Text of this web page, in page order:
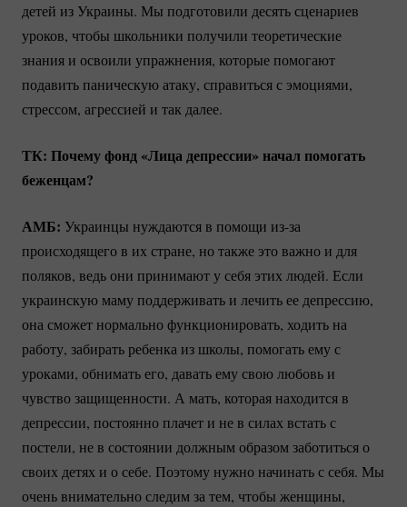
детей из Украины. Мы подготовили десять сценариев
уроков, чтобы школьники получили теоретические
знания и освоили упражнения, которые помогают
подавить паническую атаку, справиться с эмоциями,
стрессом, агрессией и так далее.
ТК: Почему фонд «Лица депрессии» начал помогать
беженцам?
АМБ: Украинцы нуждаются в помощи из-за
происходящего в их стране, но также это важно и для
поляков, ведь они принимают у себя этих людей. Если
украинскую маму поддерживать и лечить ее депрессию,
она сможет нормально функционировать, ходить на
работу, забирать ребенка из школы, помогать ему с
уроками, обнимать его, давать ему свою любовь и
чувство защищенности. А мать, которая находится в
депрессии, постоянно плачет и не в силах встать с
постели, не в состоянии должным образом заботиться о
своих детях и о себе. Поэтому нужно начинать с себя. Мы
очень внимательно следим за тем, чтобы женщины,